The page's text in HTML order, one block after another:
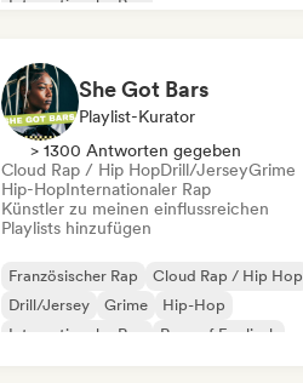
Internationaler Rap
Rap auf Englisch
She Got Bars
Playlist-Kurator
> 1300 Antworten gegeben
Cloud Rap / Hip HopDrill/JerseyGrime
Hip-HopInternationaler Rap
Künstler zu meinen einflussreichen
Playlists hinzufügen
Französischer Rap
Cloud Rap / Hip Hop
Drill/Jersey
Grime
Hip-Hop
Internationaler Rap
Rap auf Englisch